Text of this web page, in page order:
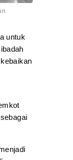
untuk